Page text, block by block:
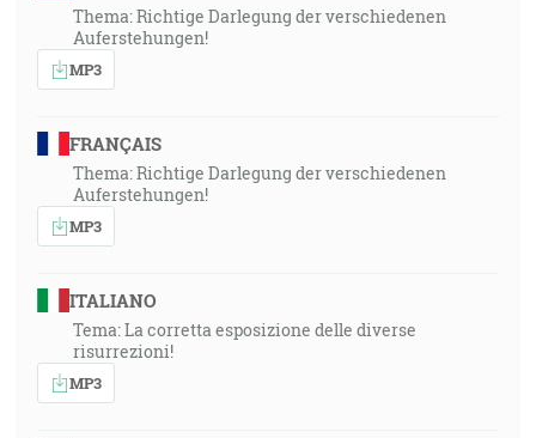
Thema: Richtige Darlegung der verschiedenen
Auferstehungen!
MP3
FRANÇAIS
Thema: Richtige Darlegung der verschiedenen
Auferstehungen!
MP3
ITALIANO
Tema: La corretta esposizione delle diverse
risurrezioni!
MP3